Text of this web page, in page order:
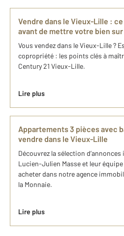
Vendre dans le Vieux-Lille :
avant de mettre votre bien
Vous vendez dans le Vieux-Lille ?
copropriété : les points clés à
Century 21 Vieux-Lille.
Lire plus
Appartements 3 pièces avec
vendre dans le Vieux-Lille
Découvrez la sélection
Lucien-Julien Masse et leur équipe
acheter dans notre agence
la Monnaie.
Lire plus